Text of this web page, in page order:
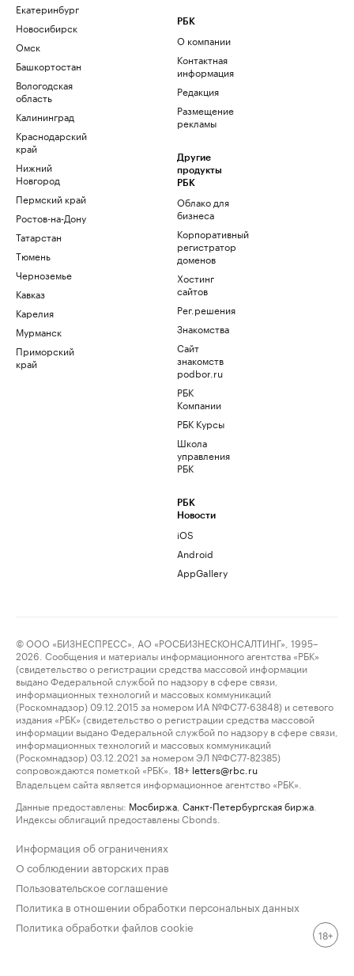
Екатеринбург
Новосибирск
Омск
Башкортостан
Вологодская
область
Калининград
Краснодарский
край
Нижний
Новгород
Пермский край
Ростов-на-Дону
Татарстан
Тюмень
Черноземье
Кавказ
Карелия
Мурманск
Приморский
край
РБК
О компании
Контактная
информация
Редакция
Размещение
рекламы
Другие
продукты
РБК
Облако для
бизнеса
Корпоративный
регистратор
доменов
Хостинг
сайтов
Рег.решения
Знакомства
Сайт
знакомств
podbor.ru
РБК
Компании
РБК Курсы
Школа
управления
РБК
РБК
Новости
iOS
Android
AppGallery
© ООО «БИЗНЕСПРЕСС», АО «РОСБИЗНЕСКОНСАЛТИНГ», 1995–
2026. Сообщения и материалы информационного агентства «РБК»
(свидетельство о регистрации средства массовой информации
выдано Федеральной службой по надзору в сфере связи,
информационных технологий и массовых коммуникаций
(Роскомнадзор) 09.12.2015 за номером ИА №ФС77-63848) и сетевого
издания «РБК» (свидетельство о регистрации средства массовой
информации выдано Федеральной службой по надзору в сфере связи,
информационных технологий и массовых коммуникаций
(Роскомнадзор) 03.12.2021 за номером ЭЛ №ФС77-82385)
сопровождаются пометкой «РБК».
18+ letters@rbc.ru
Владельцем сайта является информационное агентство «РБК».
Данные предоставлены: Мосбиржа Санкт-Петербургская биржа
Индексы облигаций предоставлены Cbonds.
Информация об ограничениях
О соблюдении авторских прав
Пользовательское соглашение
Политика в отношении обработки персональных данных
Политика обработки файлов cookie
18+